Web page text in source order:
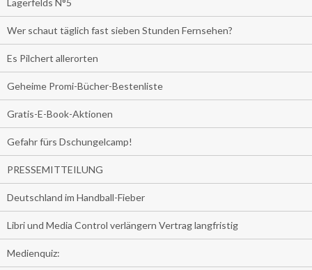
Wer schaut täglich fast sieben Stunden Fernsehen?
Es Pilchert allerorten
Geheime Promi-Bücher-Bestenliste
Gratis-E-Book-Aktionen
Gefahr fürs Dschungelcamp!
PRESSEMITTEILUNG
Deutschland im Handball-Fieber
Libri und Media Control verlängern Vertrag langfristig
Medienquiz: